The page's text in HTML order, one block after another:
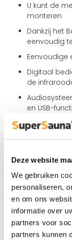
Deze website
We gebruiken
personaliseren,
en om ons
informatie over
partners voor
partners kunnen
U kunt de
monteren
Dankzij het
eenvoudig
Eenvoudige
Digitaal
de
en USB-
Aansluiting
Binnen
Bij SuperSauna®